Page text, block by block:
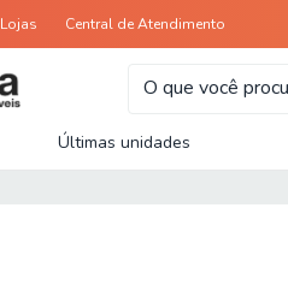
Lojas Central de Atendimento
Últimas unidades